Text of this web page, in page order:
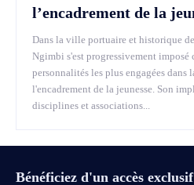
l’encadrement de la
Dans la ville portuaire et historique
Ngimbi s'est progressivement imposé
personnalités les plus engagées dans
l'encadrement de la jeunesse. Son
disciplines et associations...
Bénéficiez d'un accès